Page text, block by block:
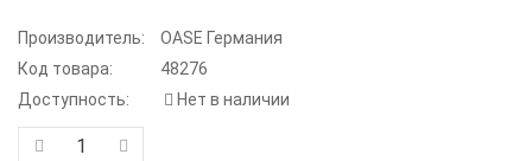
Производитель:
OASE Германия
Код товара:
48276
Доступность:
Нет в наличии